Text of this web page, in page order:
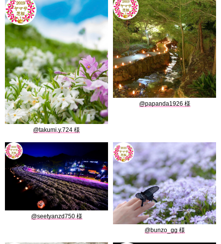
@takumi.y.724
@papanda1926
@seetyanzd750
@bunzo_gg